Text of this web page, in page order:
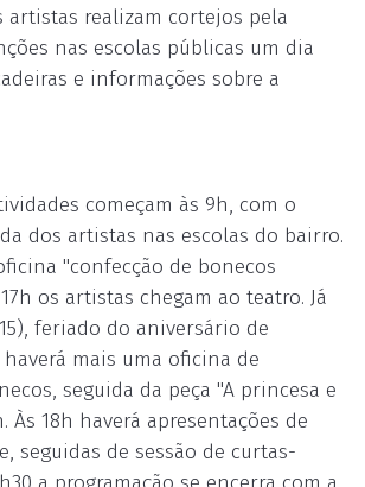
artistas realizam cortejos pela
nas escolas públicas um dia
e informações sobre a
começam às 9h, com o
dos artistas nas escolas do bairro.
"confecção de bonecos
os artistas chegam ao teatro. Já
feriado do aniversário de
haverá mais uma oficina de
seguida da peça "A princesa e
Às 18h haverá apresentações de
seguidas de sessão de curtas-